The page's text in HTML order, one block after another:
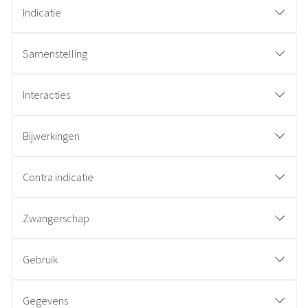
Indicatie
Samenstelling
Interacties
Bijwerkingen
Contra indicatie
Zwangerschap
Gebruik
Gegevens